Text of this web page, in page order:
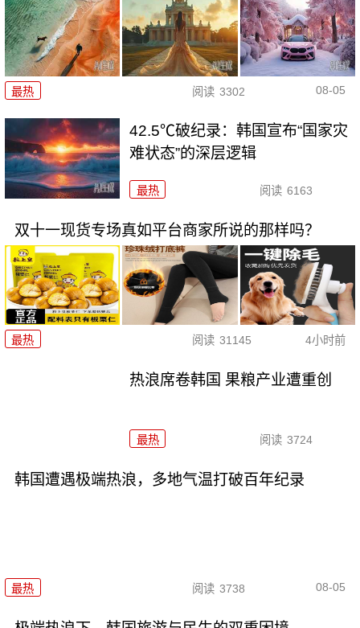
最热 阅读 3302 08-05
42.5℃破纪录：韩国宣布“国家灾
难状态”的深层逻辑
最热 阅读 6163
双十一现货专场真如平台商家所说的那样吗？
最热 阅读 31145 4小时前
热浪席卷韩国 果粮产业遭重创
最热 阅读 3724
韩国遭遇极端热浪，多地气温打破百年纪录
最热 阅读 3738 08-05